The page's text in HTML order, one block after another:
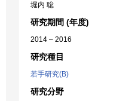
堀内 聡
研究期間 (年度)
2014 – 2016
研究種目
若手研究(B)
研究分野